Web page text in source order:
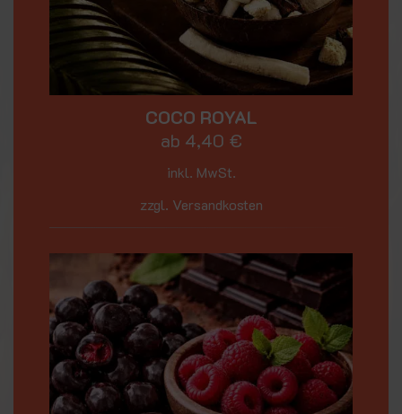
COCO ROYAL
ab 4,40 €
inkl. MwSt.
zzgl. Versandkosten